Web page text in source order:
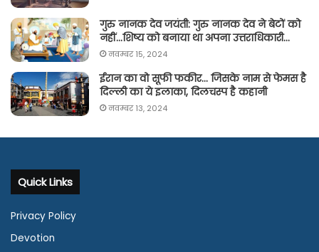
गुरु नानक देव जयंती: गुरु नानक देव ने बेटों को
नहीं…शिष्य को बनाया था अपना उत्तराधिकारी…
नवम्बर 15, 2024
ईरान का वो सूफी फकीर… जिसके नाम से फेमस है
दिल्ली का ये इलाका, दिलचस्प है कहानी
नवम्बर 13, 2024
Quick Links
Privacy Policy
Devotion